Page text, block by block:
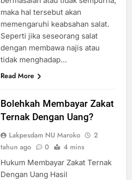
maka hal tersebut akan
memengaruhi keabsahan salat.
Seperti jika seseorang salat
dengan membawa najis atau
tidak menghadap…
Read More
Bolehkah Membayar Zakat
Ternak Dengan Uang?
Lakpesdam NU Maroko
2
tahun ago
0 4 mins
Hukum Membayar Zakat Ternak
Dengan Uang Hasil